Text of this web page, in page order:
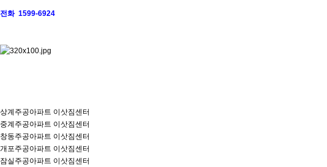
전화 1599-6924
상계주공아파트 이삿짐센터
중계주공아파트 이삿짐센터
창동주공아파트 이삿짐센터
개포주공아파트 이삿짐센터
잠실주공아파트 이삿짐센터